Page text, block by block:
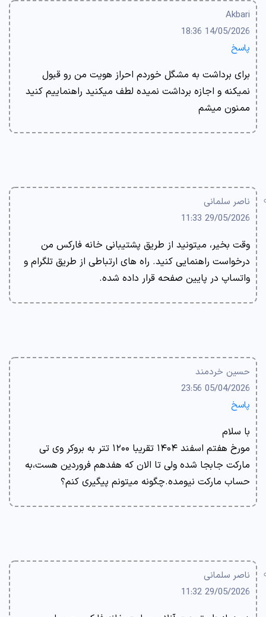
Akbari
14/05/2026 18:36
پاسخ
برای برداشت به مشگل خوردم احراز هویت من رو قبول
نمیکنه و اجازه برداشت نمیده لطف میکنید راهنماییم کنید
ممنون میشم
ناصر سلمانی
29/05/2026 11:33
وقت بخیر، میتونید از طریق پشتیبانی خانه فارکس من
درخواست راهنمایی کنید. راه های ارتباطی از طریق تلگرام و
واتساپ در پایین صفحه قرار داده شده.
حسین خردمند
05/04/2026 23:56
پاسخ
با سلام
مورخ هفتم اسفند ۱۴۰۴ تقریبا ۱۲۰۰ تتر به بروکر وی تی
مارکت جابجا شده ولی تا الان که هفدهم فروردین هست،به
حساب مارکت نیومده.چگونه میتونم پیگیری کنم؟
ناصر سلمانی
29/05/2026 11:32